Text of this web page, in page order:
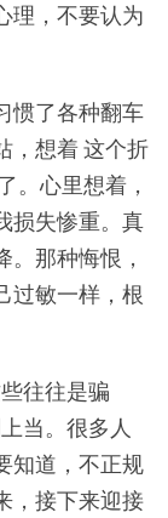
理，不要认为
惯了各种翻车
，想着 这个折
。心里想着，
损失惨重。真
那种悔恨，
过敏一样，根
往往是骗
当。很多人
知道，不正规
，接下来迎接